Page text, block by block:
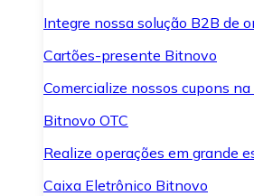
Integre nossa solução B2B de
Cartões-presente Bitnovo
Comercialize nossos cupons na
Bitnovo OTC
Realize operações em grande
Caixa Eletrônico Bitnovo